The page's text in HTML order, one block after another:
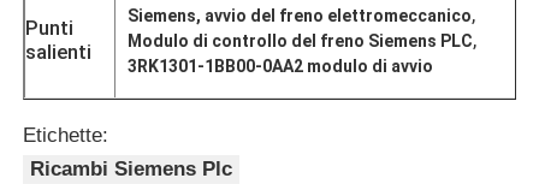
Punti
salienti
Siemens, avvio del freno elettromeccanico,
Modulo di controllo del freno Siemens PLC,
3RK1301-1BB00-0AA2 modulo di avvio
Etichette:
Ricambi Siemens Plc